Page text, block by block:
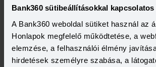
Bank360 sütibeállításokkal
A Bank360 weboldal sütiket használ az
Honlapok megfelelő működtetése, a
elemzése, a felhasználói élmény
hirdetések személyre szabása, a